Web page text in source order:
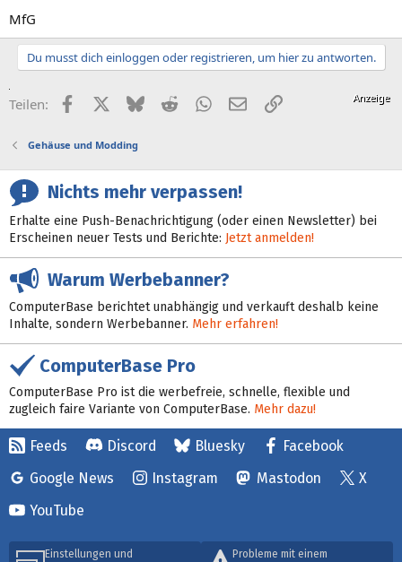
MfG
Du musst dich einloggen oder registrieren, um hier zu antworten.
Teilen: FacebookX (Twitter)
BlueskyRedditWhatsApp
E-MailLink
Gehäuse und Modding
Nichts mehr verpassen!
Erhalte eine Push-Benachrichtigung (oder einen Newsletter) bei
Erscheinen neuer Tests und Berichte: Jetzt anmelden!
Warum Werbebanner?
ComputerBase berichtet unabhängig und verkauft deshalb keine
Inhalte, sondern Werbebanner. Mehr erfahren!
ComputerBase Pro
ComputerBase Pro ist die werbefreie, schnelle, flexible und
zugleich faire Variante von ComputerBase. Mehr dazu!
Feeds Discord Bluesky
Facebook
Google News
Instagram Mastodon
X
YouTube
Einstellungen und Probleme mit einem